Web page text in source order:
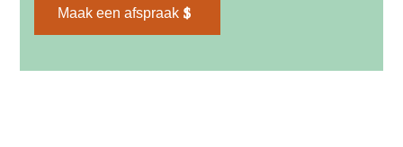
Maak een afspraak